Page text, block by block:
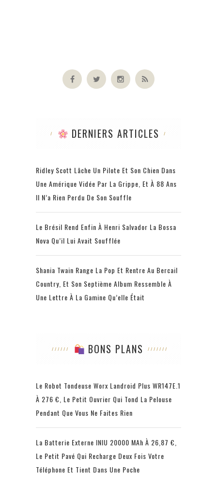
DERNIERS ARTICLES
Ridley Scott Lâche Un Pilote Et Son Chien Dans
Une Amérique Vidée Par La Grippe, Et À 88 Ans
Il N’a Rien Perdu De Son Souffle
Le Brésil Rend Enfin À Henri Salvador La Bossa
Nova Qu’il Lui Avait Soufflée
Shania Twain Range La Pop Et Rentre Au Bercail
Country, Et Son Septième Album Ressemble À
Une Lettre À La Gamine Qu’elle Était
BONS PLANS
Le Robot Tondeuse Worx Landroid Plus WR147E.1
À 276 €, Le Petit Ouvrier Qui Tond La Pelouse
Pendant Que Vous Ne Faites Rien
La Batterie Externe INIU 20000 MAh À 26,87 €,
Le Petit Pavé Qui Recharge Deux Fois Votre
Téléphone Et Tient Dans Une Poche